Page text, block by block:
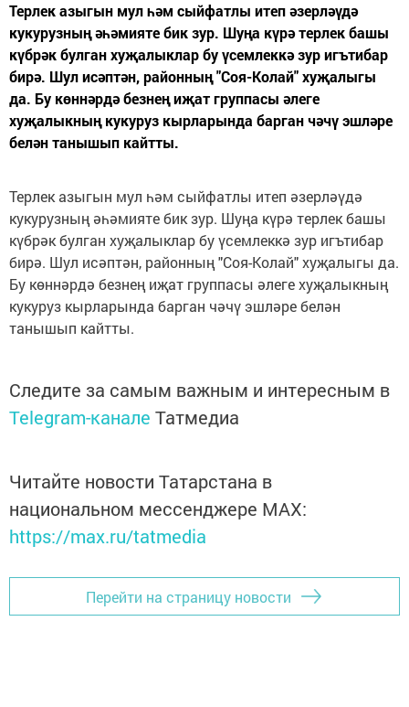
Терлек азыгын мул һәм сыйфатлы итеп әзерләүдә
кукурузның әһәмияте бик зур. Шуңа күрә терлек башы
күбрәк булган хуҗалыклар бу үсемлеккә зур игътибар
бирә. Шул исәптән, районның "Соя-Колай" хуҗалыгы
да. Бу көннәрдә безнең иҗат группасы әлеге
хуҗалыкның кукуруз кырларында барган чәчү эшләре
белән танышып кайтты.
Терлек азыгын мул һәм сыйфатлы итеп әзерләүдә
кукурузның әһәмияте бик зур. Шуңа күрә терлек башы
күбрәк булган хуҗалыклар бу үсемлеккә зур игътибар
бирә. Шул исәптән, районның "Соя-Колай" хуҗалыгы да.
Бу көннәрдә безнең иҗат группасы әлеге хуҗалыкның
кукуруз кырларында барган чәчү эшләре белән
танышып кайтты.
Следите за самым важным и интересным в
Telegram-канале Татмедиа
Читайте новости Татарстана в
национальном мессенджере MАХ:
https://max.ru/tatmedia
Перейти на страницу новости